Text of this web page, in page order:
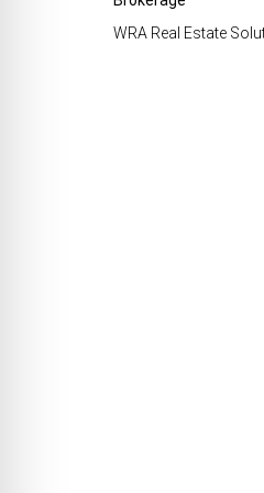
WRA Real Estate